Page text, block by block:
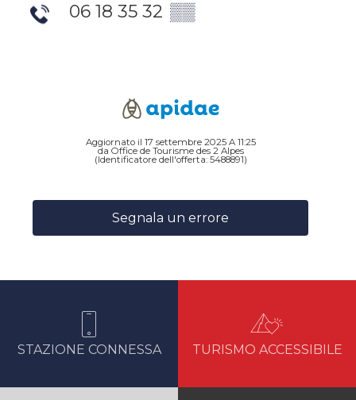
06 18 35 32 ▒▒
Aggiornato il 17 settembre 2025 A 11:25
da Office de Tourisme des 2 Alpes
(Identificatore dell'offerta: 5488891)
Segnala un errore
STAZIONE CONNESSA TURISMO ACCESSIBILE